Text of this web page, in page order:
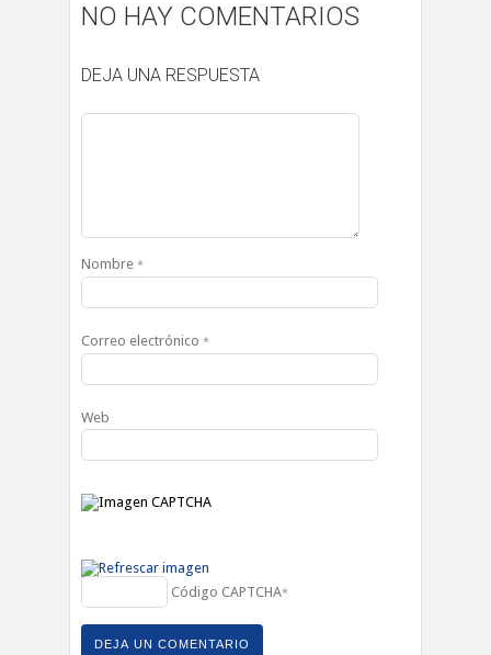
NO HAY COMENTARIOS
DEJA UNA RESPUESTA
Nombre *
Correo electrónico *
Web
Código CAPTCHA*